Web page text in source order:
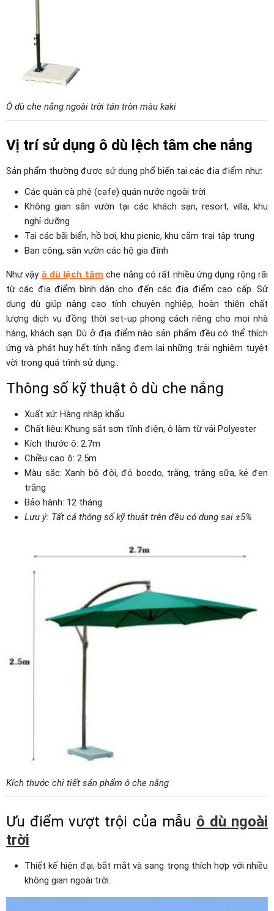
Ô dù che nắng ngoài trời tán tròn màu kaki
Vị trí sử dụng ô dù lệch tâm che nắng
Sản phẩm thường được sử dụng phổ biến tại các địa điểm như:
Các quán cà phê (cafe) quán nước ngoài trời
Không gian sân vườn tại các khách sạn, resort, villa, khu
nghỉ dưỡng
Tại các bãi biển, hồ bơi, khu picnic, khu cắm trại tập trung
Ban công, sân vườn các hộ gia đình
Như vậy ô dù lệch tâm che nắng có rất nhiều ứng dụng rộng rãi
từ các địa điểm bình dân cho đến các địa điểm cao cấp. Sử
dụng dù giúp nâng cao tính chuyên nghiệp, hoàn thiện chất
lượng dịch vụ đồng thời set-up phong cách riêng cho mọi nhà
hàng, khách sạn. Dù ở địa điểm nào sản phẩm đều có thể thích
ứng và phát huy hết tính năng đem lại những trải nghiệm tuyệt
vời trong quá trình sử dụng..
Thông số kỹ thuật ô dù che nắng
Xuất xứ: Hàng nhập khẩu
Chất liệu: Khung sắt sơn tĩnh điện, ô làm từ vải Polyester
Kích thước ô: 2.7m
Chiều cao ô: 2.5m
Màu sắc: Xanh bộ đội, đỏ bocdo, trắng, trắng sữa, kẻ đen
trắng
Bảo hành: 12 tháng
Lưu ý: Tất cả thông số kỹ thuật trên đều có dung sai ±5%
Kích thước chi tiết sản phẩm ô che nắng
Ưu điểm vượt trội của mẫu ô dù ngoài
trời
Thiết kế hiện đại, bắt mắt và sang trọng thích hợp với nhiều
không gian ngoài trời.